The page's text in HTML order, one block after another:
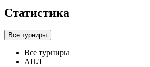
Статистика
Все турниры
Все турниры
АПЛ